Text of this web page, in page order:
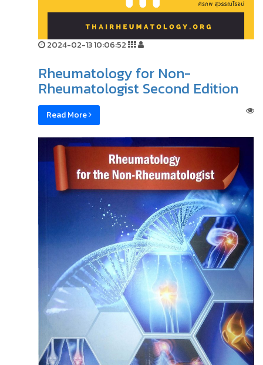
2024-02-13 10:06:52
Rheumatology for Non-
Rheumatologist Second Edition
Read More